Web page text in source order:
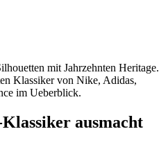
mit Jahrzehnten Heritage.
Klassiker von Nike, Adidas,
im Ueberblick.
ausmacht